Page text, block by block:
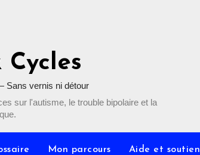
Cycles
Sans vernis ni détour
sur l'autisme, le trouble bipolaire et la
Mon parcours Aide et soutien